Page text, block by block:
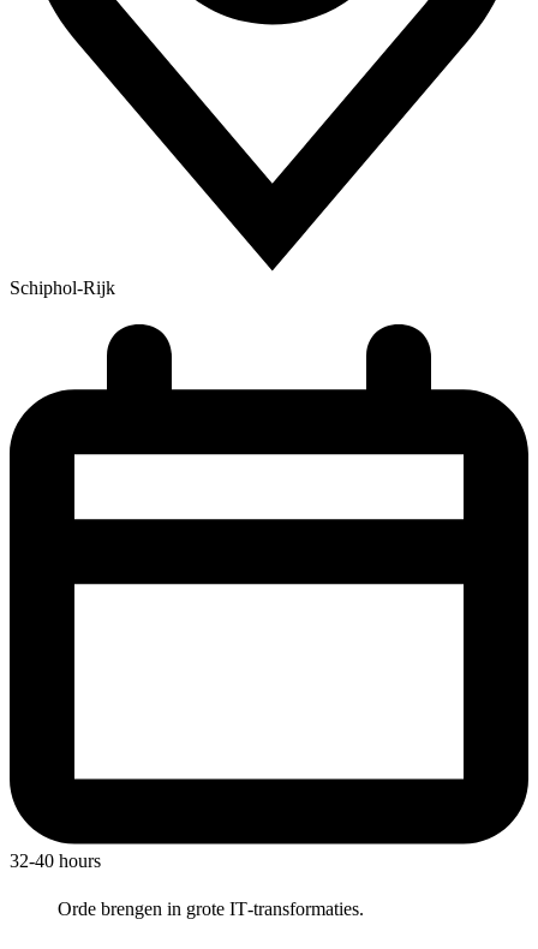
Schiphol-Rijk
32-40 hours
Orde brengen in grote IT‑transformaties.